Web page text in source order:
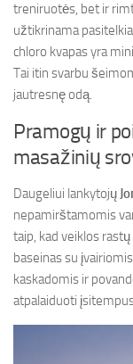
treniruotės, bet ir
užtikrinama
chloro kvapas yra
Tai itin svarbu
jautresnę odą.
Pramogų ir
masažinių
Daugeliui lankytojų
nepamirštamomis
taip, kad veiklos
baseinas su
kaskadomis ir
atpalaiduoti